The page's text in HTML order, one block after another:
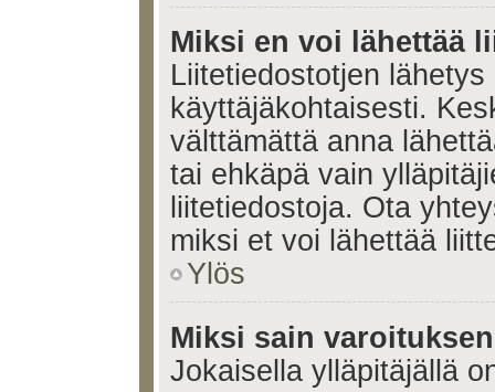
Miksi en voi lähettää
Liitetiedostotjen
käyttäjäkohtaisesti.
välttämättä anna
tai ehkäpä vain
liitetiedostoja. Ota
miksi et voi lähettää
Ylös
Miksi sain
Jokaisella ylläpitäjällä